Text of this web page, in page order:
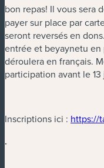
bon repas! Il vous sera
payer sur place par
seront reversés en
entrée et beyaynetu en
déroulera en français.
participation avant le 13
Inscriptions ici : https://
.